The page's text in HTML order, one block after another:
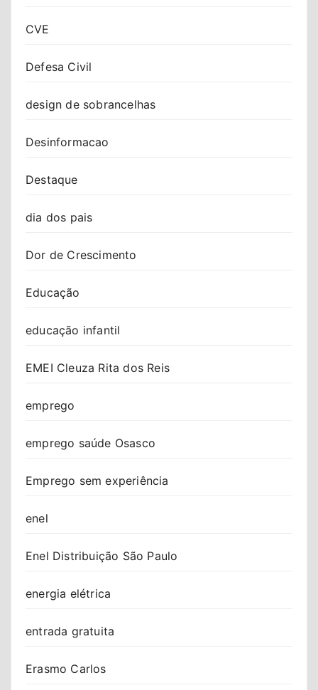
CVE
Defesa Civil
design de sobrancelhas
Desinformacao
Destaque
dia dos pais
Dor de Crescimento
Educação
educação infantil
EMEI Cleuza Rita dos Reis
emprego
emprego saúde Osasco
Emprego sem experiência
enel
Enel Distribuição São Paulo
energia elétrica
entrada gratuita
Erasmo Carlos